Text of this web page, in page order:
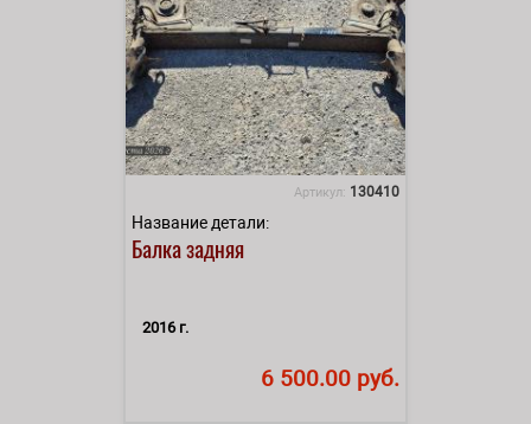
Артикул: 130410
Название детали:
Балка задняя
2016 г.
6 500.00 руб.